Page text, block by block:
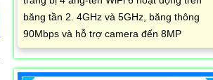
băng tần 2. 4GHz và 5GHz, băng thông
90Mbps và hỗ trợ camera đến 8MP